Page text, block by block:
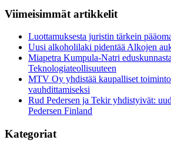
Viimeisimmät artikkelit
Luottamuksesta juristin tärkein
Uusi alkoholilaki pidentää Alkojen
Miapetra Kumpula-Natri eduskunnasta
Teknologiateollisuuteen
MTV Oy yhdistää kaupalliset
vauhdittamiseksi
Rud Pedersen ja Tekir yhdistyivät:
Pedersen Finland
Kategoriat